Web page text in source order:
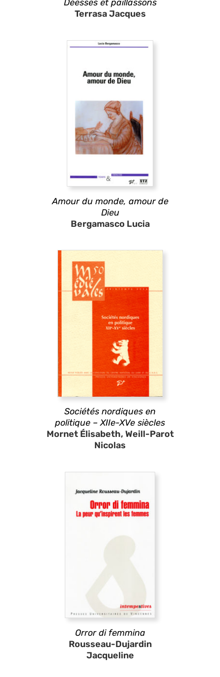
Déesses et paillassons
Terrasa Jacques
Amour du monde, amour de
Dieu
Bergamasco Lucia
Sociétés nordiques en
politique – XIIe-XVe siècles
Mornet Élisabeth, Weill-Parot
Nicolas
Orror di femmina
Rousseau-Dujardin
Jacqueline